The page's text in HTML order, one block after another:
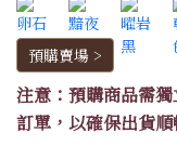
預購賣場 >
注意：預購商品需
訂單，以確保出貨順